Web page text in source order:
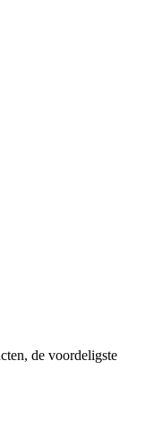
de voordeligste